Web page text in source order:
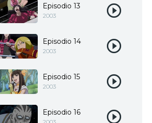
Episodio 13
2003
Episodio 14
2003
Episodio 15
2003
Episodio 16